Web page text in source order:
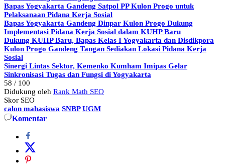
Bapas Yogyakarta Gandeng Satpol PP Kulon Progo untuk
Pelaksanaan Pidana Kerja Sosial
Bapas Yogyakarta Gandeng Dinpar Kulon Progo Dukung
Implementasi Pidana Kerja Sosial dalam KUHP Baru
Dukung KUHP Baru, Bapas Kelas I Yogyakarta dan Disdikpora
Kulon Progo Gandeng Tangan Sediakan Lokasi Pidana Kerja
Sosial
Sinergi Lintas Sektor, Kemenko Kumham Imipas Gelar
Sinkronisasi Tugas dan Fungsi di Yogyakarta
58 / 100
Didukung oleh Rank Math SEO
Skor SEO
calon mahasiswa SNBP UGM
Komentar